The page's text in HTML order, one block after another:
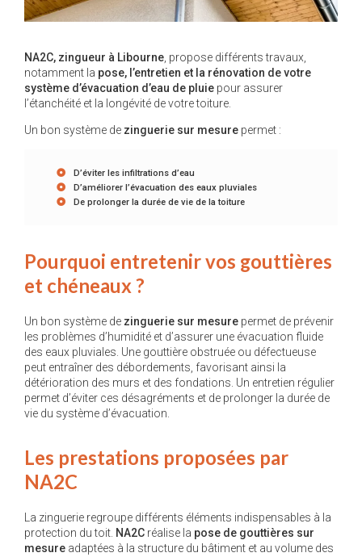
NA2C, zingueur à Libourne , propose différents travaux,
notamment la pose, l’entretien et la rénovation de votre
système d’évacuation d’eau de pluie pour assurer
l’étanchéité et la longévité de votre toiture.
Un bon système de zinguerie sur mesure permet :
D’éviter les infiltrations d’eau
D’améliorer l’évacuation des eaux pluviales
De prolonger la durée de vie de la toiture
Pourquoi entretenir vos gouttières
et chéneaux ?
Un bon système de zinguerie sur mesure permet de prévenir
les problèmes d’humidité et d’assurer une évacuation fluide
des eaux pluviales. Une gouttière obstruée ou défectueuse
peut entraîner des débordements, favorisant ainsi la
détérioration des murs et des fondations. Un entretien régulier
permet d’éviter ces désagréments et de prolonger la durée de
vie du système d’évacuation.
Les prestations proposées par
NA2C
La zinguerie regroupe différents éléments indispensables à la
protection du toit. NA2C réalise la pose de gouttières sur
mesure adaptées à la structure du bâtiment et au volume des